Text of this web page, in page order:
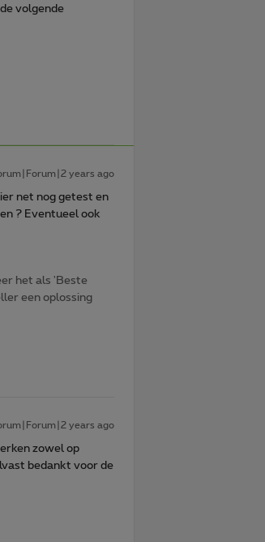
volgende
years ago
net nog getest en
? Eventueel ook
het als 'Beste
een oplossing
years ago
zowel op
bedankt voor de